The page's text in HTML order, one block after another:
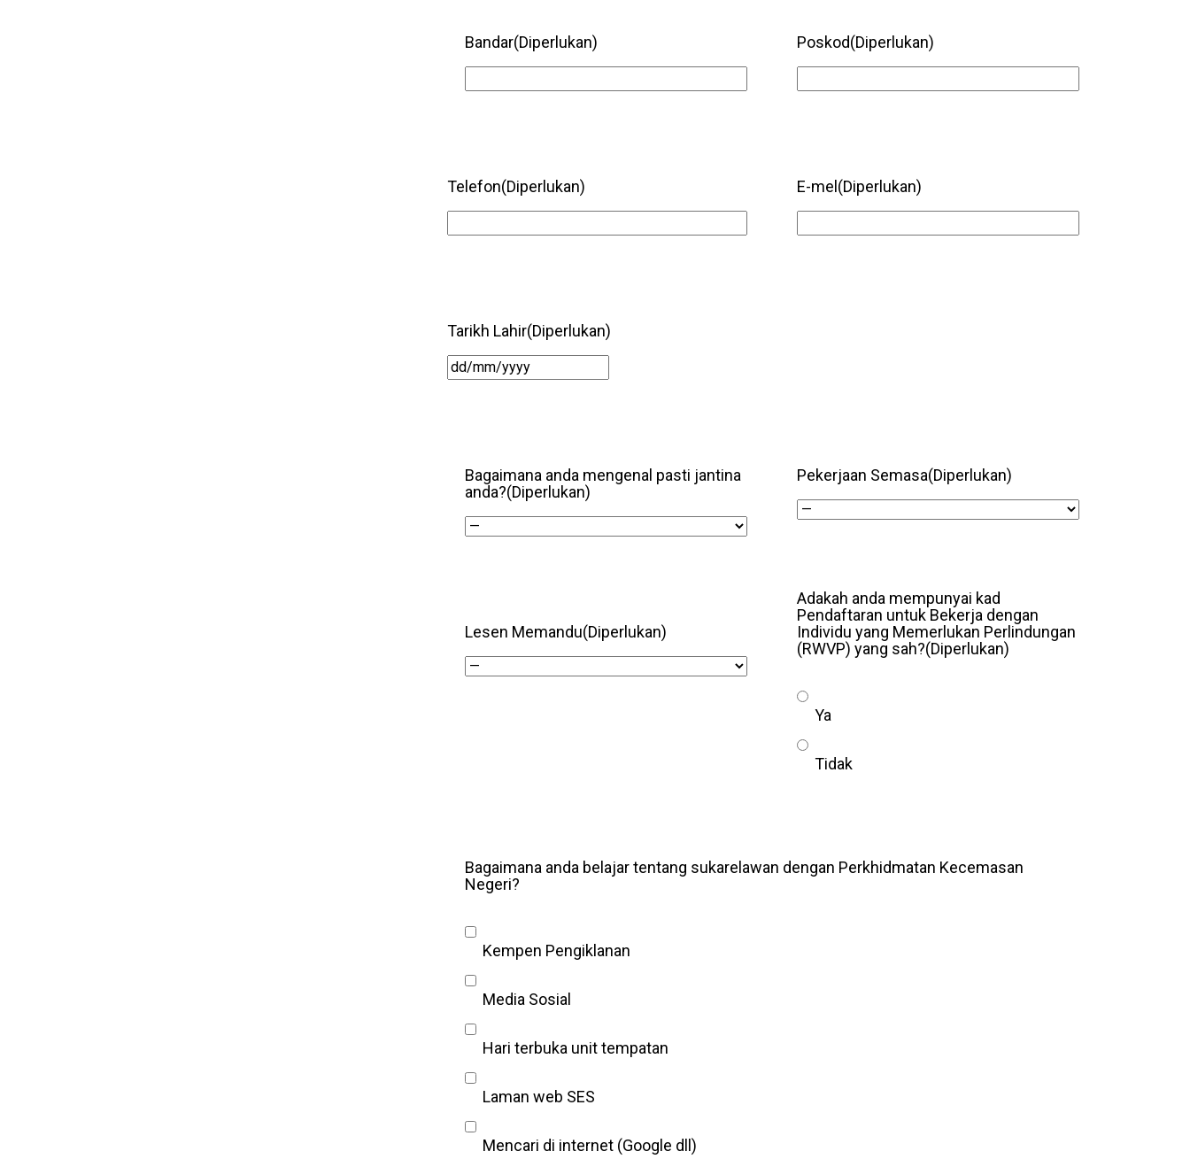
Bandar(Diperlukan) Poskod(Diperlukan)
Telefon(Diperlukan) E-mel (Diperlukan)
Tarikh Lahir(Diperlukan)
DD/DD/YYYY
Bagaimana anda mengenal pasti jantina
anda?(Diperlukan)
Pekerjaan Semasa(Diperlukan)
Lesen Memandu(Diperlukan)
Adakah anda mempunyai kad
Pendaftaran untuk Bekerja dengan
Individu yang Memerlukan Perlindungan
(RWVP) yang sah?(Diperlukan)
Ya
Tidak
Bagaimana anda belajar tentang sukarelawan dengan Perkhidmatan Kecemasan
Negeri?
Kempen Pengiklanan
Media Sosial
Hari terbuka unit tempatan
Laman web SES
Mencari di internet (Google dll)